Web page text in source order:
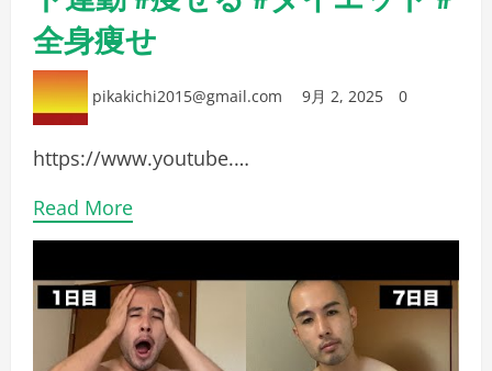
全身痩せ
pikakichi2015@gmail.com 9月 2, 2025 0
https://www.youtube.…
Read More